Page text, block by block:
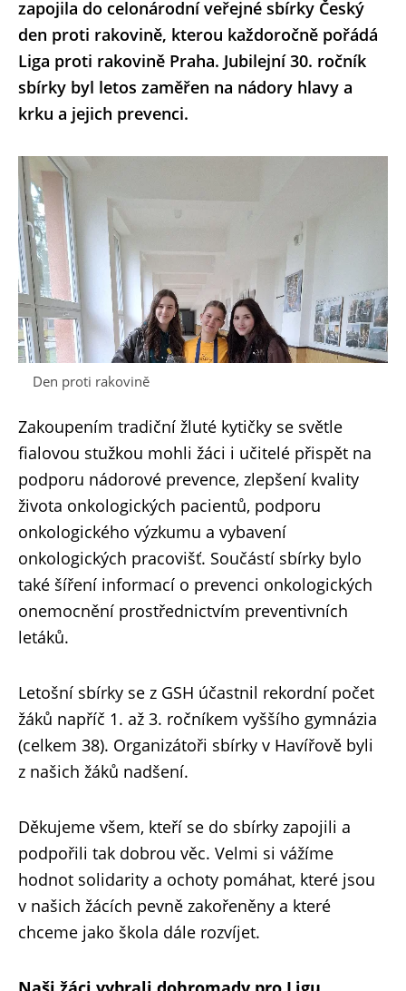
zapojila do celonárodní veřejné sbírky Český
den proti rakovině, kterou každoročně pořádá
Liga proti rakovině Praha. Jubilejní 30. ročník
sbírky byl letos zaměřen na nádory hlavy a
krku a jejich prevenci.
Den proti rakovině
Zakoupením tradiční žluté kytičky se světle
fialovou stužkou mohli žáci i učitelé přispět na
podporu nádorové prevence, zlepšení kvality
života onkologických pacientů, podporu
onkologického výzkumu a vybavení
onkologických pracovišť. Součástí sbírky bylo
také šíření informací o prevenci onkologických
onemocnění prostřednictvím preventivních
letáků.
Letošní sbírky se z GSH účastnil rekordní počet
žáků napříč 1. až 3. ročníkem vyššího gymnázia
(celkem 38). Organizátoři sbírky v Havířově byli
z našich žáků nadšení.
Děkujeme všem, kteří se do sbírky zapojili a
podpořili tak dobrou věc. Velmi si vážíme
hodnot solidarity a ochoty pomáhat, které jsou
v našich žácích pevně zakořeněny a které
chceme jako škola dále rozvíjet.